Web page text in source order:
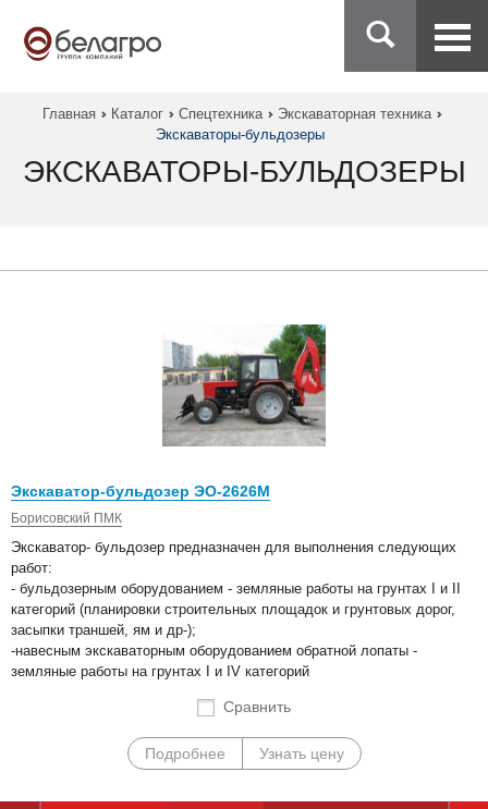
Главная Каталог Спецтехника
Экскаваторная техника
Экскаваторы-бульдозеры
ЭКСКАВАТОРЫ-БУЛЬДОЗЕРЫ
Экскаватор-бульдозер ЭО-2626М
Борисовский ПМК
Экскаватор- бульдозер предназначен для выполнения следующих
работ:
- бульдозерным оборудованием - земляные работы на грунтах I и II
категорий (планировки строительных площадок и грунтовых дорог,
засыпки траншей, ям и др-);
-навесным экскаваторным оборудованием обратной лопаты -
земляные работы на грунтах I и IV категорий
Сравнить
Подробнее Узнать цену